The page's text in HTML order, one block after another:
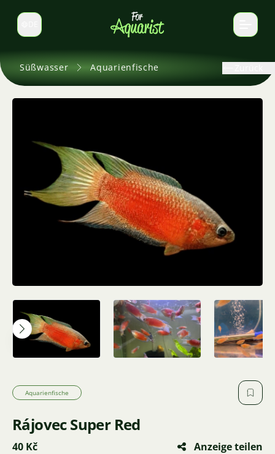
Sprache wechseln
Süßwasser Aquarienfische
Aquarienfische
Rájovec Super Red
40 Kč
Anzeige teilen